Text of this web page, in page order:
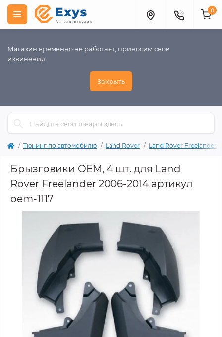
Магазин временно не работает, приносим свои
извинения
Закрыть
0
Тюнинг по автомобилю Land Rover Land Rover Freelander
Брызговики OEM, 4 шт. для Land
Rover Freelander 2006-2014 артикул
oem-1117